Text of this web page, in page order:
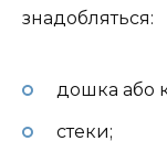
знадобляться:
дошка або
стеки;